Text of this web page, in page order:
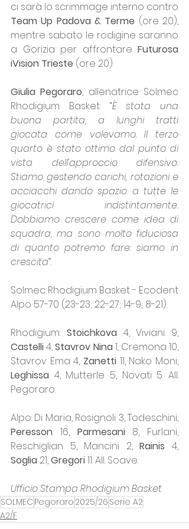
Team Up Padova & Terme (ore 20),
mentre sabato le rodigine saranno
a Gorizia per affrontare Futurosa
iVision Trieste (ore 20).
Giulia Pegoraro, allenatrice Solmec
Rhodigium Basket: “È stata una
buona partita, a lunghi tratti
giocata come volevamo. Il terzo
quarto è stato ottimo dal punto di
vista dell'approccio difensivo.
Stiamo gestendo carichi, rotazioni e
acciacchi dando spazio a tutte le
giocatrici indistintamente.
Dobbiamo crescere come idea di
squadra, ma sono molto fiduciosa
di quanto potremo fare: siamo in
crescita”.
Solmec Rhodigium Basket - Ecodent
Alpo 57-70 (23-23; 22-27; 14-9; 8-21).
Rhodigium: Stoichkova
Castelli 4, Stavrov Nina 1, Cremona 10,
Stavrov Ema 4, Zanetti
Leghissa 4, Mutterle 5, Novati 5. All.
Pegoraro.
Peresson 16, Parmesani 8, Furlani,
Reschiglian 5, Mancini 2, Rainis
Soglia 21, Gregori 11. All. Soave.
Ufficio Stampa Rhodigium Basket
SOLMEC Pegoraro 2025/26 Serie A2
A2/F